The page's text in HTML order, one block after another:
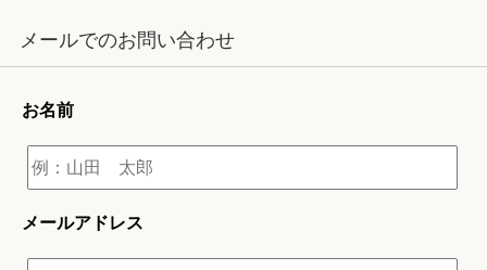
メールでのお問い合わせ
お名前
メールアドレス